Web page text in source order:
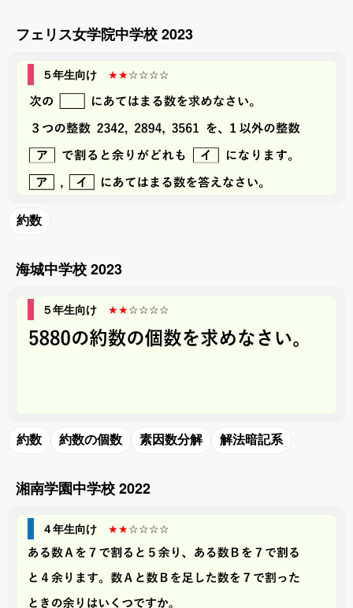
フェリス女学院中学校 2023
５年生向け ★★☆☆☆☆
約数
海城中学校 2023
５年生向け ★★☆☆☆☆
約数 約数の個数 素因数分解 解法暗記系
湘南学園中学校 2022
４年生向け ★★☆☆☆☆